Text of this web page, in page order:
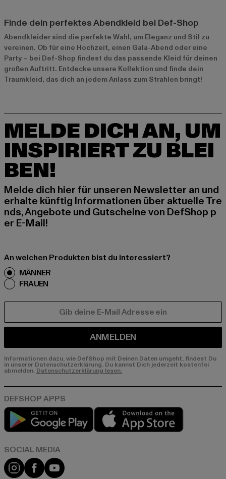
Finde dein perfektes Abendkleid bei Def-Shop
Abendkleider sind die perfekte Wahl, um Eleganz und Stil zu
vereinen. Ob für eine Hochzeit, einen Gala-Abend oder eine
Party – bei Def-Shop findest du das passende Kleid für deinen
großen Auftritt. Entdecke unsere Kollektion und finde dein
Traumkleid, das dich an jedem Anlass zum Strahlen bringt!
MELDE DICH AN, UM
INSPIRIERT ZU BLEI
BEN!
Melde dich hier für unseren Newsletter an und
erhalte künftig Informationen über aktuelle Tre
nds, Angebote und Gutscheine von DefShop p
er E-Mail!
An welchen Produkten bist du interessiert?
MÄNNER
FRAUEN
ANMELDEN
Informationen dazu, wie DefShop mit Deinen Daten umgeht, findest Du
in unserer Datenschutzerklärung. Du kannst Dich jederzeit kostenfei
abmelden. Datenschutzerklärung lesen.
Play market
Instagram
FacebookYouTube